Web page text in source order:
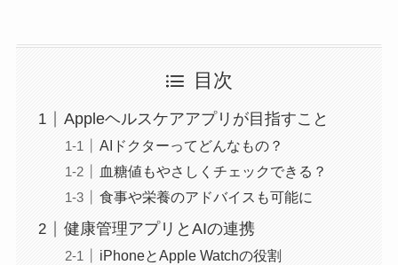
目次
Appleヘルスケアアプリが目指すこと
AIドクターってどんなもの？
血糖値もやさしくチェックできる？
食事や栄養のアドバイスも可能に
健康管理アプリとAIの連携
iPhoneとApple Watchの役割